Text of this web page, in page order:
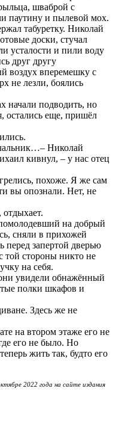
шваброй с
паутину и пылевой мох.
табуретку. Николай
доски, стучал
усталости и пили воду
друг другу
воздух вперемешку с
не лезли, боялись
начали подводить, но
остались еще, пришёл
Николай
кивнул, – у нас отец
похоже. Я же сам
вы опознали. Нет, не
на добрый
сняли в прихожей
перед запертой дверью
той стороны никто не
на себя.
увидели обнажённый
полки шкафов и
Здесь же не
на втором этаже его не
его не было. Но
жить так, будто его
2022 года на сайте издания